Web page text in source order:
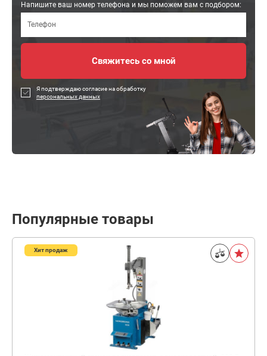
Напишите ваш номер телефона и мы поможем вам с подбором:
Я подтверждаю согласие на обработку
персональных данных
Популярные товары
Хит продаж